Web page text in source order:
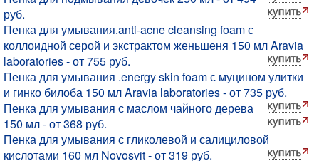
руб.
Пенка для умывания.anti-acne cleansing foam с
коллоидной серой и экстрактом женьшеня 150 мл Aravia
laboratories - от 755 руб.
Пенка для умывания .energy skin foam с муцином улитки
и гинко билоба 150 мл Aravia laboratories - от 735 руб.
Пенка для умывания с маслом чайного дерева
150 мл - от 368 руб.
Пенка для умывания с гликолевой и салициловой
кислотами 160 мл Novosvit - от 319 руб.